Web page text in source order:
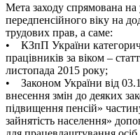
Мета заходу спрямована на
передпенсійного віку на
трудових прав, а саме:
• КЗпП України
працівників за віком –
листопада 2015 року;
• Законом України від
внесення змін до деяких
підвищення пенсій»
зайнятість населення»